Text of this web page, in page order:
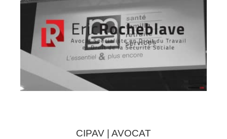
CIPAV | AVOCAT